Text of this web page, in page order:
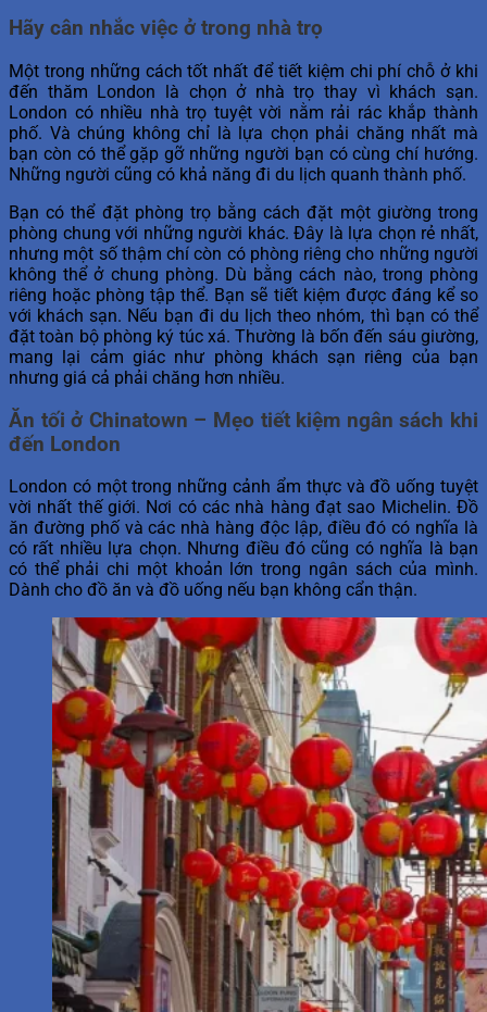
Hãy cân nhắc việc ở trong nhà trọ
Một trong những cách tốt nhất để tiết kiệm chi phí chỗ ở khi
đến thăm London là chọn ở nhà trọ thay vì khách sạn.
London có nhiều nhà trọ tuyệt vời nằm rải rác khắp thành
phố. Và chúng không chỉ là lựa chọn phải chăng nhất mà
bạn còn có thể gặp gỡ những người bạn có cùng chí hướng.
Những người cũng có khả năng đi du lịch quanh thành phố.
Bạn có thể đặt phòng trọ bằng cách đặt một giường trong
phòng chung với những người khác. Đây là lựa chọn rẻ nhất,
nhưng một số thậm chí còn có phòng riêng cho những người
không thể ở chung phòng. Dù bằng cách nào, trong phòng
riêng hoặc phòng tập thể. Bạn sẽ tiết kiệm được đáng kể so
với khách sạn. Nếu bạn đi du lịch theo nhóm, thì bạn có thể
đặt toàn bộ phòng ký túc xá. Thường là bốn đến sáu giường,
mang lại cảm giác như phòng khách sạn riêng của bạn
nhưng giá cả phải chăng hơn nhiều.
Ăn tối ở Chinatown – Mẹo tiết kiệm ngân sách khi
đến London
London có một trong những cảnh ẩm thực và đồ uống tuyệt
vời nhất thế giới. Nơi có các nhà hàng đạt sao Michelin. Đồ
ăn đường phố và các nhà hàng độc lập, điều đó có nghĩa là
có rất nhiều lựa chọn. Nhưng điều đó cũng có nghĩa là bạn
có thể phải chi một khoản lớn trong ngân sách của mình.
Dành cho đồ ăn và đồ uống nếu bạn không cẩn thận.